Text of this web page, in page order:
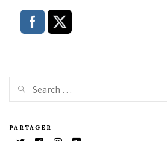
PARTAGER